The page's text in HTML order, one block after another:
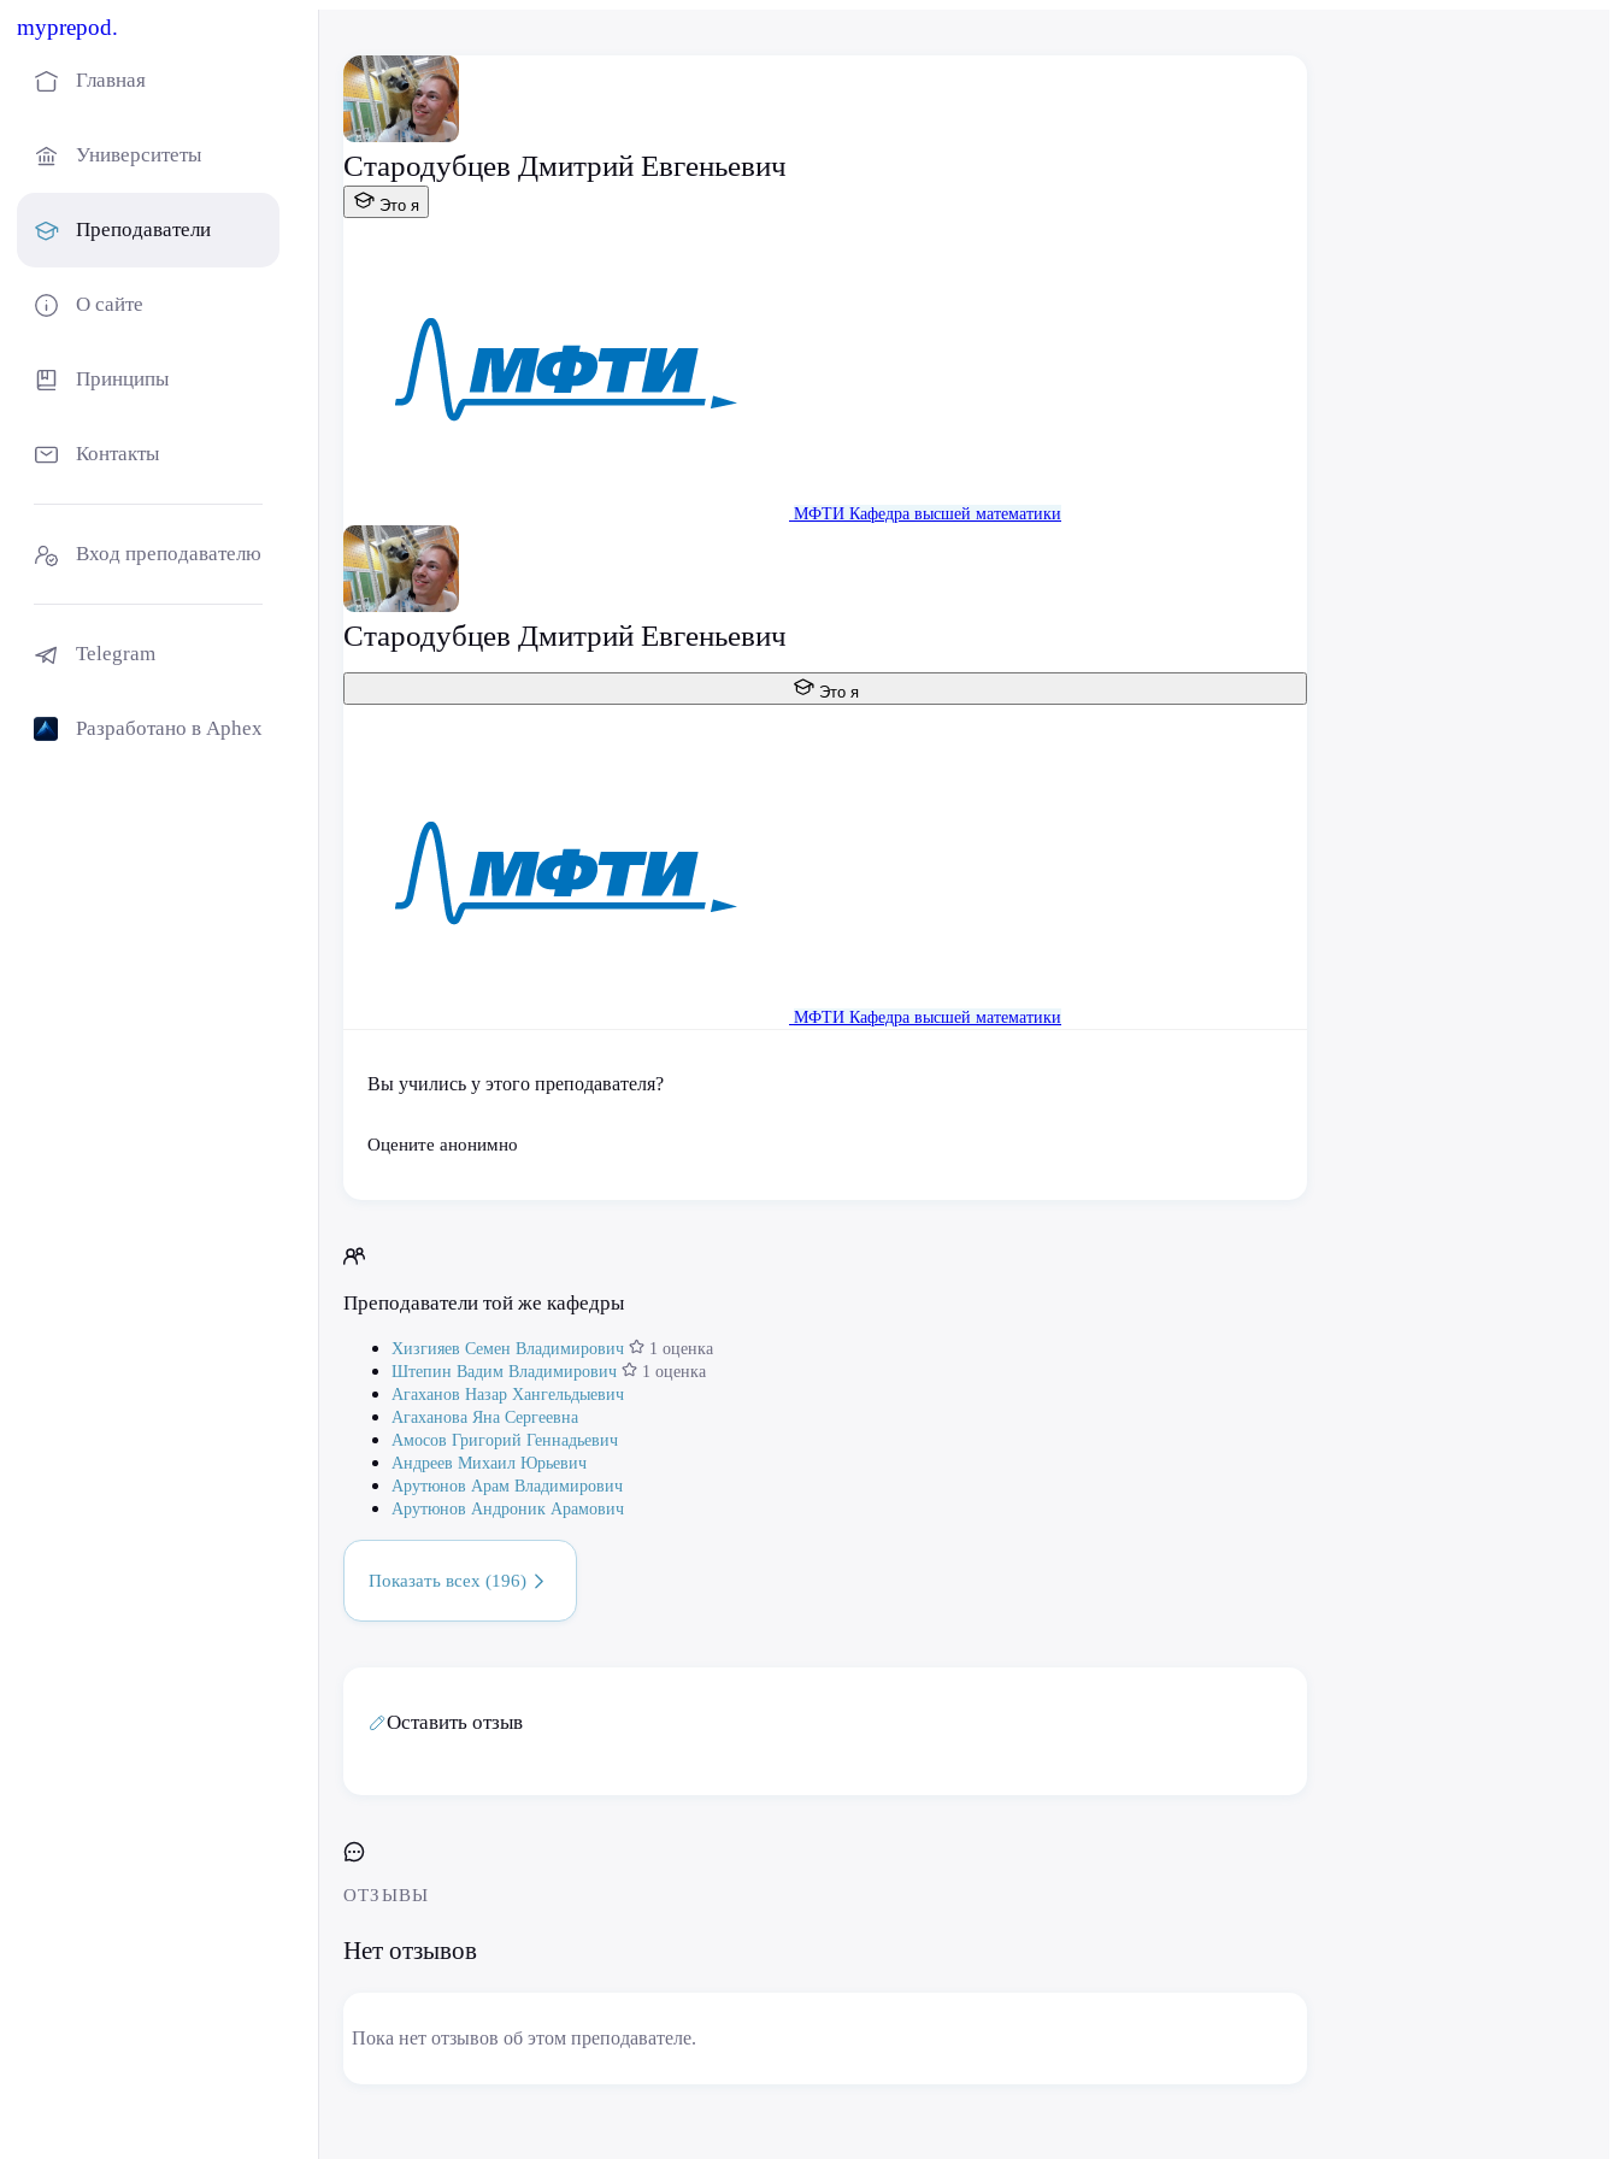
myprepod.
Главная
Университеты
Преподаватели
О сайте
Принципы
Контакты
Вход преподавателю
Telegram
Разработано в Aphex
Стародубцев Дмитрий Евгеньевич
Это я
МФТИ Кафедра высшей математики
Стародубцев Дмитрий Евгеньевич
Это я
МФТИ Кафедра высшей математики
Вы учились у этого преподавателя?
Оцените анонимно
Преподаватели той же кафедры
Хизгияев Семен Владимирович
1 оценка
Штепин Вадим Владимирович
1 оценка
Агаханов Назар Хангельдыевич
Агаханова Яна Сергеевна
Амосов Григорий Геннадьевич
Андреев Михаил Юрьевич
Арутюнов Арам Владимирович
Арутюнов Андроник Арамович
Показать всех (196)
Оставить отзыв
ОТЗЫВЫ
Нет отзывов
Пока нет отзывов об этом преподавателе.